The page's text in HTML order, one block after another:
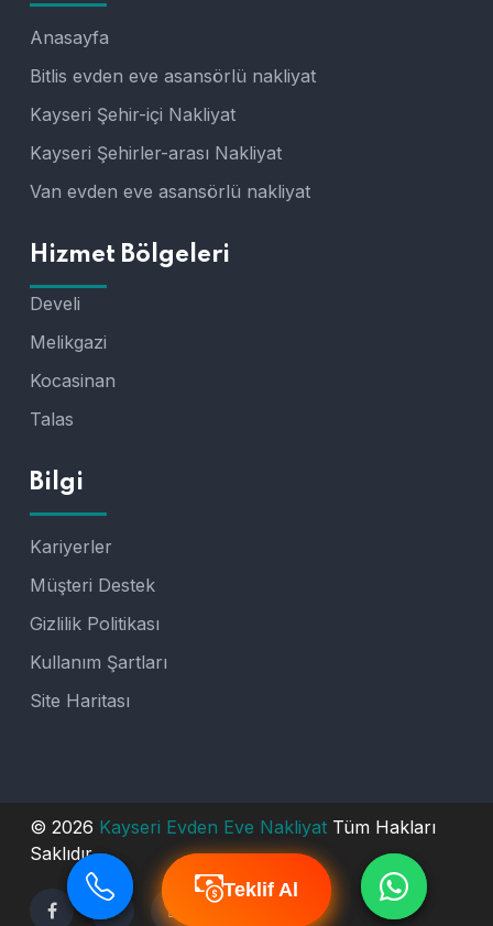
Teklif Al
Teklif Al
Anasayfa
Bitlis evden eve asansörlü nakliyat
Kayseri Şehir-içi Nakliyat
Kayseri Şehirler-arası Nakliyat
Van evden eve asansörlü nakliyat
Hizmet Bölgeleri
Develi
Melikgazi
Kocasinan
Talas
Bilgi
Kariyerler
Müşteri Destek
Gizlilik Politikası
Kullanım Şartları
Site Haritası
© 2026 Kayseri Evden Eve Nakliyat Tüm Hakları
Saklıdır.